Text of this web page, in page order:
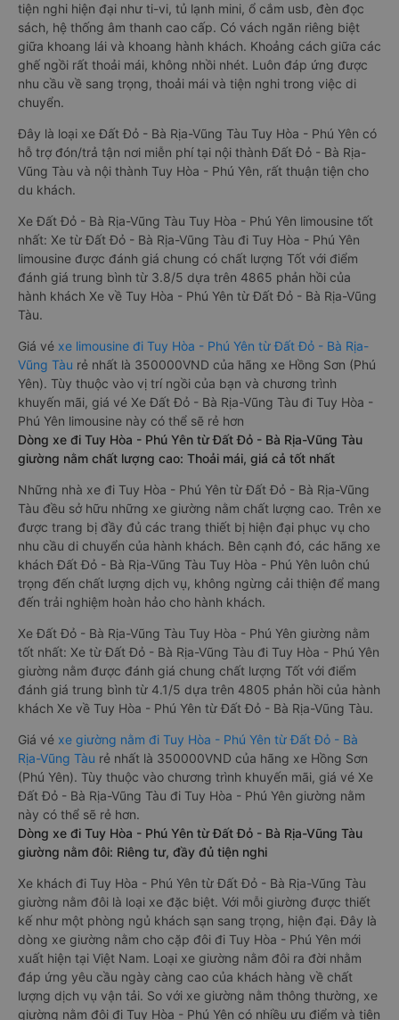
tiện nghi hiện đại như ti-vi, tủ lạnh mini, ổ cắm usb, đèn đọc
sách, hệ thống âm thanh cao cấp. Có vách ngăn riêng biệt
giữa khoang lái và khoang hành khách. Khoảng cách giữa các
ghế ngồi rất thoải mái, không nhồi nhét. Luôn đáp ứng được
nhu cầu về sang trọng, thoải mái và tiện nghi trong việc di
chuyển.
Đây là loại xe Đất Đỏ - Bà Rịa-Vũng Tàu Tuy Hòa - Phú Yên có
hỗ trợ đón/trả tận nơi miễn phí tại nội thành Đất Đỏ - Bà Rịa-
Vũng Tàu và nội thành Tuy Hòa - Phú Yên, rất thuận tiện cho
du khách.
Xe Đất Đỏ - Bà Rịa-Vũng Tàu Tuy Hòa - Phú Yên limousine tốt
nhất: Xe từ Đất Đỏ - Bà Rịa-Vũng Tàu đi Tuy Hòa - Phú Yên
limousine được đánh giá chung có chất lượng Tốt với điểm
đánh giá trung bình từ 3.8/5 dựa trên 4865 phản hồi của
hành khách Xe về Tuy Hòa - Phú Yên từ Đất Đỏ - Bà Rịa-Vũng
Tàu.
Giá vé xe limousine đi Tuy Hòa - Phú Yên từ Đất Đỏ - Bà Rịa-
Vũng Tàu rẻ nhất là 350000VND của hãng xe Hồng Sơn (Phú
Yên). Tùy thuộc vào vị trí ngồi của bạn và chương trình
khuyến mãi, giá vé Xe Đất Đỏ - Bà Rịa-Vũng Tàu đi Tuy Hòa -
Phú Yên limousine này có thể sẽ rẻ hơn
Dòng xe đi Tuy Hòa - Phú Yên từ Đất Đỏ - Bà Rịa-Vũng Tàu
giường nằm chất lượng cao: Thoải mái, giá cả tốt nhất
Những nhà xe đi Tuy Hòa - Phú Yên từ Đất Đỏ - Bà Rịa-Vũng
Tàu đều sở hữu những xe giường nằm chất lượng cao. Trên xe
được trang bị đầy đủ các trang thiết bị hiện đại phục vụ cho
nhu cầu di chuyển của hành khách. Bên cạnh đó, các hãng xe
khách Đất Đỏ - Bà Rịa-Vũng Tàu Tuy Hòa - Phú Yên luôn chú
trọng đến chất lượng dịch vụ, không ngừng cải thiện để mang
đến trải nghiệm hoàn hảo cho hành khách.
Xe Đất Đỏ - Bà Rịa-Vũng Tàu Tuy Hòa - Phú Yên giường nằm
tốt nhất: Xe từ Đất Đỏ - Bà Rịa-Vũng Tàu đi Tuy Hòa - Phú Yên
giường nằm được đánh giá chung chất lượng Tốt với điểm
đánh giá trung bình từ 4.1/5 dựa trên 4805 phản hồi của hành
khách Xe về Tuy Hòa - Phú Yên từ Đất Đỏ - Bà Rịa-Vũng Tàu.
Giá vé xe giường nằm đi Tuy Hòa - Phú Yên từ Đất Đỏ - Bà
Rịa-Vũng Tàu rẻ nhất là 350000VND của hãng xe Hồng Sơn
(Phú Yên). Tùy thuộc vào chương trình khuyến mãi, giá vé Xe
Đất Đỏ - Bà Rịa-Vũng Tàu đi Tuy Hòa - Phú Yên giường nằm
này có thể sẽ rẻ hơn.
Dòng xe đi Tuy Hòa - Phú Yên từ Đất Đỏ - Bà Rịa-Vũng Tàu
giường nằm đôi: Riêng tư, đầy đủ tiện nghi
Xe khách đi Tuy Hòa - Phú Yên từ Đất Đỏ - Bà Rịa-Vũng Tàu
giường nằm đôi là loại xe đặc biệt. Với mỗi giường được thiết
kế như một phòng ngủ khách sạn sang trọng, hiện đại. Đây là
dòng xe giường nằm cho cặp đôi đi Tuy Hòa - Phú Yên mới
xuất hiện tại Việt Nam. Loại xe giường nằm đôi ra đời nhằm
đáp ứng yêu cầu ngày càng cao của khách hàng về chất
lượng dịch vụ vận tải. So với xe giường nằm thông thường, xe
giường nằm đôi đi Tuy Hòa - Phú Yên có nhiều ưu điểm và tiện